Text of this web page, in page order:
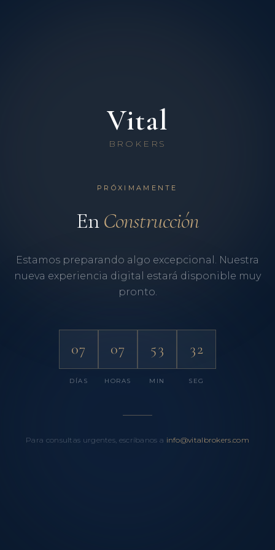
Vital
BROKERS
PRÓXIMAMENTE
EnConstrucción
Estamos preparando algo excepcional. Nuestra
nueva experiencia digital estará disponible muy
pronto.
07
DÍAS
07
HORAS
53
MIN
32
SEG
Para consultas urgentes, escríbanos a info@vitalbrokers.com